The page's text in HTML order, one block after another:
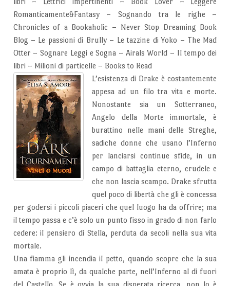
Romanticamente&Fantasy – Sognando tra le righe –
Chronicles of a Bookaholic – Never Stop Dreaming Book
Blog – Le passioni di Brully – Le tazzine di Yoko – The Mad
Otter – Sognare Leggi e Sogna – Airals World – Il tempo dei
libri – Milioni di particelle – Books to Read
L’esistenza di Drake è costantemente
appesa ad un filo tra vita e morte.
Nonostante sia un Sotterraneo,
Angelo della Morte immortale, è
burattino nelle mani delle Streghe,
sadiche donne che usano l’Inferno
per lanciarsi continue sfide, in un
campo di battaglia eterno, crudele e
che non lascia scampo. Drake sfrutta
quel poco di libertà che gli è concessa
per godersi i piccoli piaceri che quel luogo ha da offrire; ma
il tempo passa e c’è solo un punto fisso in grado di non farlo
cedere: il pensiero di Stella, perduta da secoli nella sua vita
mortale.
Una fiamma gli incendia il petto, quando scopre che la sua
amata è proprio lì, da qualche parte, nell’Inferno al di fuori
del Castello. Se è ovvia la sua disperata ricerca, non lo è